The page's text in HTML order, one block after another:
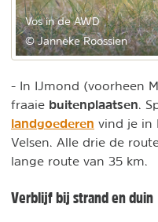
Vos in de AWD
© Janneke Roossien
- In IJmond (voorheen
fraaie buitenplaatsen .
landgoederen vind je in
Velsen. Alle drie de
lange route van 35 km.
Verblijf bij strand en duin